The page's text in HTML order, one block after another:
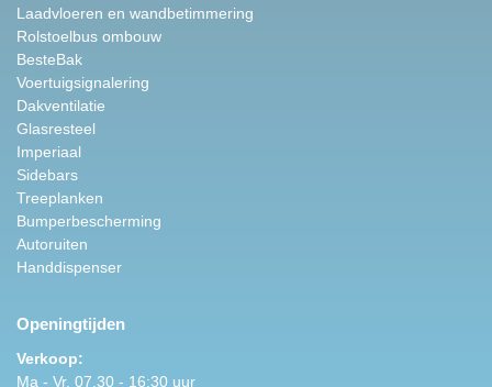
Laadvloeren en wandbetimmering
Rolstoelbus ombouw
BesteBak
Voertuigsignalering
Dakventilatie
Glasresteel
Imperiaal
Sidebars
Treeplanken
Bumperbescherming
Autoruiten
Handdispenser
Openingtijden
Verkoop:
Ma - Vr. 07.30 - 16:30 uur